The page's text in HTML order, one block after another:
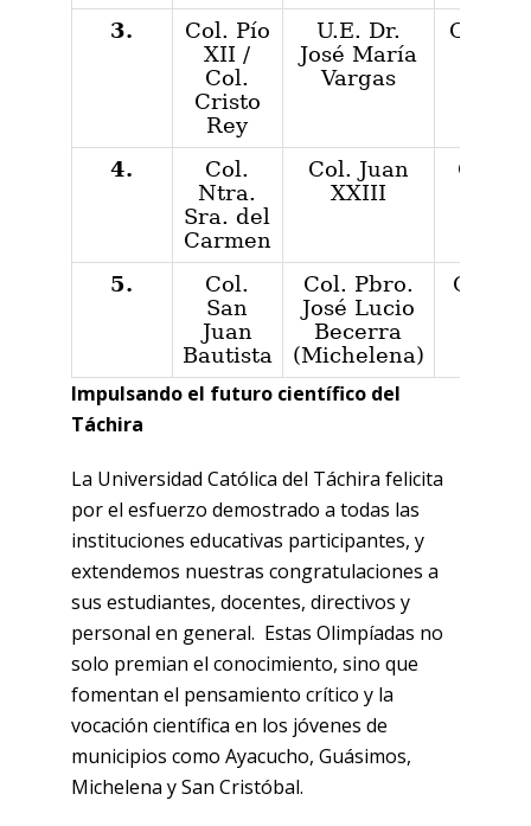
3.
Col. Pío
XII /
Col.
Cristo
Rey
U.E. Dr.
José María
Vargas
Col.
4.
Col.
Ntra.
Sra. del
Carmen
Col. Juan
XXIII
Col.
5.
Col.
San
Juan
Bautista
Col. Pbro.
José Lucio
Becerra
(Michelena)
Col.
Impulsando el futuro científico del
Táchira
La Universidad Católica del Táchira felicita
por el esfuerzo demostrado a todas las
instituciones educativas participantes, y
extendemos nuestras congratulaciones a
sus estudiantes, docentes, directivos y
personal en general. Estas Olimpíadas no
solo premian el conocimiento, sino que
fomentan el pensamiento crítico y la
vocación científica en los jóvenes de
municipios como Ayacucho, Guásimos,
Michelena y San Cristóbal.